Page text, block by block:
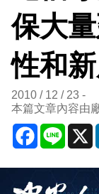
保大
性和
2010 / 12 / 23
本篇文章內容由
Facebook
Line